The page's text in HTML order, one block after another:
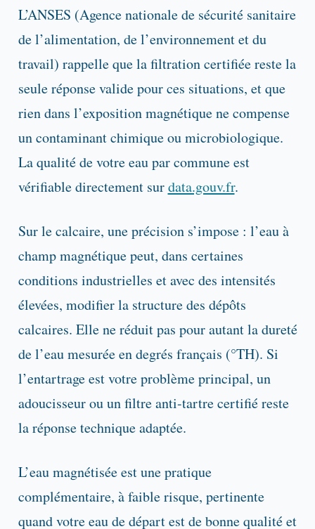
L’ANSES (Agence nationale de sécurité sanitaire
de l’alimentation, de l’environnement et du
travail) rappelle que la filtration certifiée reste la
seule réponse valide pour ces situations, et que
rien dans l’exposition magnétique ne compense
un contaminant chimique ou microbiologique.
La qualité de votre eau par commune est
vérifiable directement surdata.gouv.fr.
Sur le calcaire, une précision s’impose : l’eau à
champ magnétique peut, dans certaines
conditions industrielles et avec des intensités
élevées, modifier la structure des dépôts
calcaires. Elle ne réduit pas pour autant la dureté
de l’eau mesurée en degrés français (°TH). Si
l’entartrage est votre problème principal, un
adoucisseur ou un filtre anti-tartre certifié reste
la réponse technique adaptée.
L’eau magnétisée est une pratique
complémentaire, à faible risque, pertinente
quand votre eau de départ est de bonne qualité et